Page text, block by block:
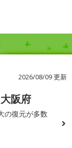
2026/08/09 更新
阪府
の復元が多数